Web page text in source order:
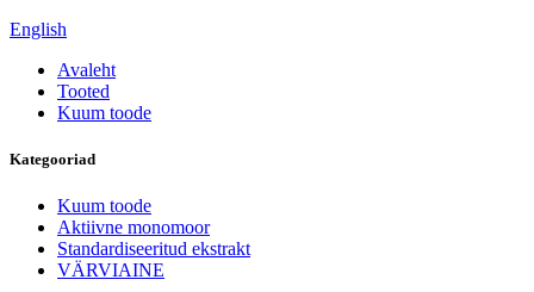
English
Avaleht
Tooted
Kuum toode
Kategooriad
Kuum toode
Aktiivne monomoor
Standardiseeritud ekstrakt
VÄRVIAINE